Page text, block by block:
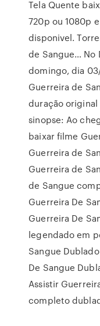
Tela Quente
720p ou 1080p
disponivel.
de Sangue… No
domingo, dia
Guerreira de
duração original
sinopse: Ao
baixar filme
Guerreira de
Guerreira de
de Sangue
Guerreira De
Guerreira De
legendado em
Sangue
De Sangue
Assistir
completo